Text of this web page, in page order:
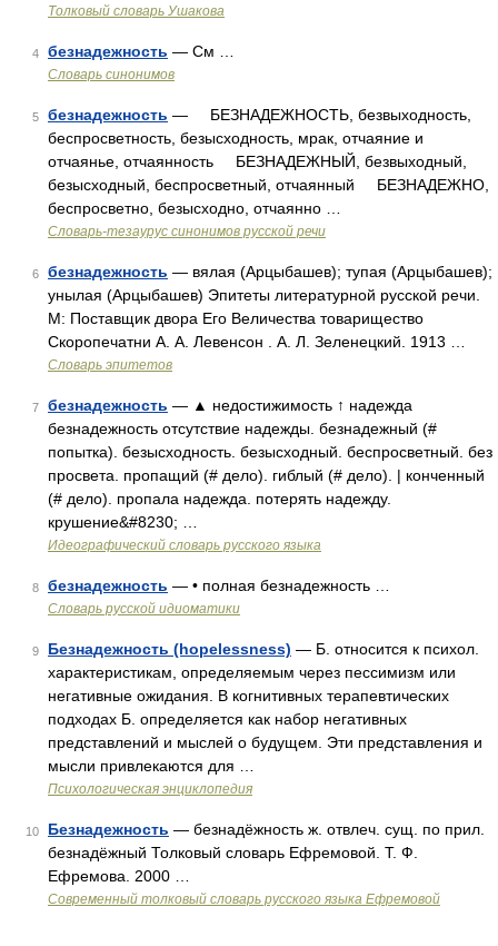
Толковый словарь Ушакова
4 безнадежность — См …
Словарь синонимов
5 безнадежность — БЕЗНАДЕЖНОСТЬ, безвыходность,
беспросветность, безысходность, мрак, отчаяние и
отчаянье, отчаянность БЕЗНАДЕЖНЫЙ, безвыходный,
безысходный, беспросветный, отчаянный БЕЗНАДЕЖНО,
беспросветно, безысходно, отчаянно …
Словарь-тезаурус синонимов русской речи
6 безнадежность — вялая (Арцыбашев); тупая (Арцыбашев);
унылая (Арцыбашев) Эпитеты литературной русской речи.
М: Поставщик двора Его Величества товарищество
Скоропечатни А. А. Левенсон . А. Л. Зеленецкий. 1913 …
Словарь эпитетов
7 безнадежность — ▲ недостижимость ↑ надежда
безнадежность отсутствие надежды. безнадежный (#
попытка). безысходность. безысходный. беспросветный. без
просвета. пропащий (# дело). гиблый (# дело). | конченный
(# дело). пропала надежда. потерять надежду.
крушение&#8230; …
Идеографический словарь русского языка
8 безнадежность — • полная безнадежность …
Словарь русской идиоматики
9 Безнадежность (hopelessness) — Б. относится к психол.
характеристикам, определяемым через пессимизм или
негативные ожидания. В когнитивных терапевтических
подходах Б. определяется как набор негативных
представлений и мыслей о будущем. Эти представления и
мысли привлекаются для …
Психологическая энциклопедия
10 Безнадежность — безнадёжность ж. отвлеч. сущ. по прил.
безнадёжный Толковый словарь Ефремовой. Т. Ф.
Ефремова. 2000 …
Современный толковый словарь русского языка Ефремовой